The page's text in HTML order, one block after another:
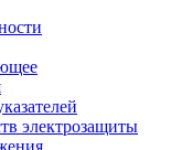
электрозащиты